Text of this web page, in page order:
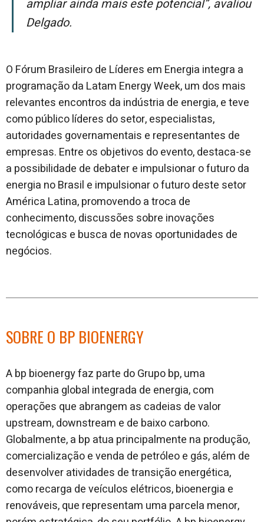
ampliar ainda mais este potencial”, avaliou
Delgado.
O Fórum Brasileiro de Líderes em Energia integra a
programação da Latam Energy Week, um dos mais
relevantes encontros da indústria de energia, e teve
como público líderes do setor, especialistas,
autoridades governamentais e representantes de
empresas. Entre os objetivos do evento, destaca-se
a possibilidade de debater e impulsionar o futuro da
energia no Brasil e impulsionar o futuro deste setor
América Latina, promovendo a troca de
conhecimento, discussões sobre inovações
tecnológicas e busca de novas oportunidades de
negócios.
SOBRE O BP BIOENERGY
A bp bioenergy faz parte do Grupo bp, uma
companhia global integrada de energia, com
operações que abrangem as cadeias de valor
upstream, downstream e de baixo carbono.
Globalmente, a bp atua principalmente na produção,
comercialização e venda de petróleo e gás, além de
desenvolver atividades de transição energética,
como recarga de veículos elétricos, bioenergia e
renováveis, que representam uma parcela menor,